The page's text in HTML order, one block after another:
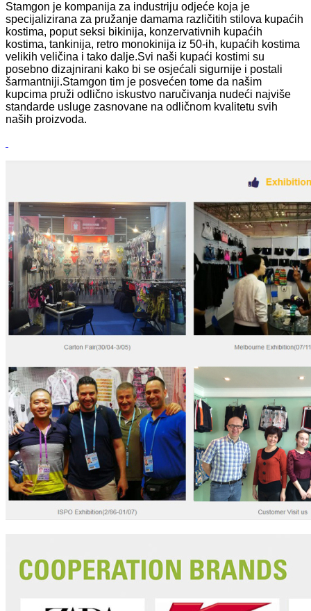
Stamgon je kompanija za industriju odjeće koja je
specijalizirana za pružanje damama različitih stilova kupaćih
kostima, poput seksi bikinija, konzervativnih kupaćih
kostima, tankinija, retro monokinija iz 50-ih, kupaćih kostima
velikih veličina i tako dalje.Svi naši kupaći kostimi su
posebno dizajnirani kako bi se osjećali sigurnije i postali
šarmantniji.Stamgon tim je posvećen tome da našim
kupcima pruži odlično iskustvo naručivanja nudeći najviše
standarde usluge zasnovane na odličnom kvalitetu svih
naših proizvoda.